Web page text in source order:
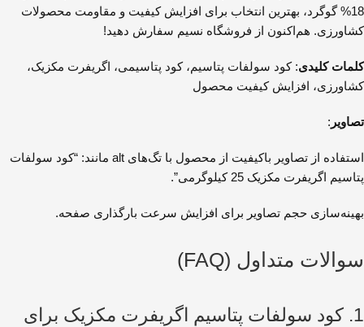
18% گوگرد، بهترین انتخاب برای افزایش کیفیت و مقاومت محصولات
کشاورزی. هم‌اکنون از فروشگاه نسیم سفارش دهید!
کلمات کلیدی: کود سولفات پتاسیم، کود پتاسیمی، اگریفرت مکزیک،
کشاورزی، افزایش کیفیت محصول
تصاویر :
استفاده از تصاویر باکیفیت از محصول با تگ‌های alt مانند: “کود سولفات
پتاسیم اگریفرت مکزیک 25 کیلوگرمی”.
بهینه‌سازی حجم تصاویر برای افزایش سرعت بارگذاری صفحه.
سوالات متداول (FAQ)
1. کود سولفات پتاسیم اگریفرت مکزیک برای